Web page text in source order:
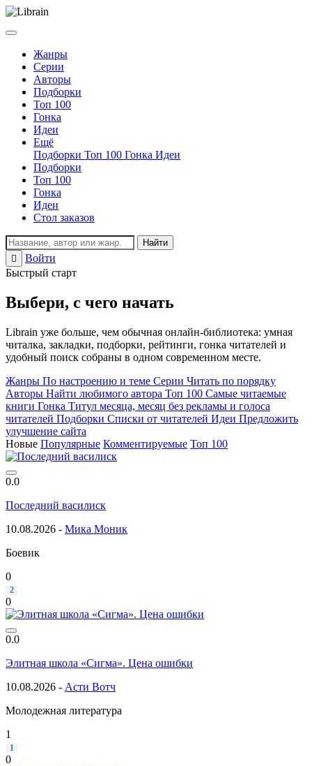
Жанры
Серии
Авторы
Подборки
Топ 100
Гонка
Идеи
Ещё
Подборки Топ 100 Гонка Идеи
Подборки
Топ 100
Гонка
Идеи
Стол заказов
Найти
Войти
Быстрый старт
Выбери, с чего начать
Librain уже больше, чем обычная онлайн-библиотека: умная
читалка, закладки, подборки, рейтинги, гонка читателей и
удобный поиск собраны в одном современном месте.
Жанры По настроению и теме Серии Читать по порядку
Авторы Найти любимого автора Топ 100 Самые читаемые
книги Гонка Титул месяца, месяц без рекламы и голоса
читателей Подборки Списки от читателей Идеи Предложить
улучшение сайта
Новые Популярные Комментируемые Топ 100
0.0
Последний василиск
10.08.2026 - Мика Моник
Боевик
0
2
0
0.0
Элитная школа «Сигма». Цена ошибки
10.08.2026 - Асти Вотч
Молодежная литература
1
1
0